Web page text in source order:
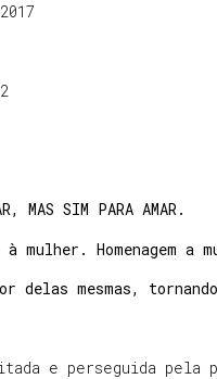
MAS SIM PARA AMAR.
mulher. Homenagem a
delas mesmas,
e perseguida pela